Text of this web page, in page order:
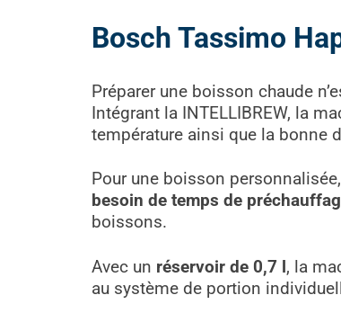
Bosch Tassimo
Préparer une boisson chaude
Intégrant la INTELLIBREW, la
température ainsi que la bonne
Pour une boisson
besoin de temps de
boissons.
Avec un réservoir de 0,7 l, la
au système de portion